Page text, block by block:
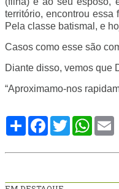
território, encontrou essa
Pela classe batismal, e
Casos como esse são
Diante disso, vemos que
“Aproximamo-nos
Compartilhe
Facebook
Twitter